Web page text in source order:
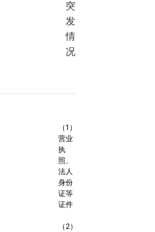
突
发
情
况
（1）
营业
执
照、
法人
身份
证等
证件
（2）